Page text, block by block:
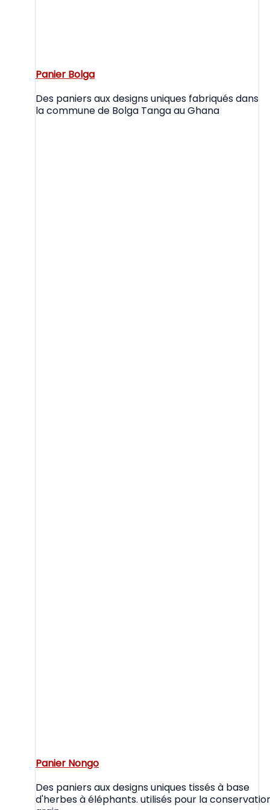
Panier Bolga
Des paniers aux designs uniques fabriqués dans
la commune de Bolga Tanga au Ghana
Panier Nongo
Des paniers aux designs uniques tissés à base
d'herbes à éléphants. utilisés pour la